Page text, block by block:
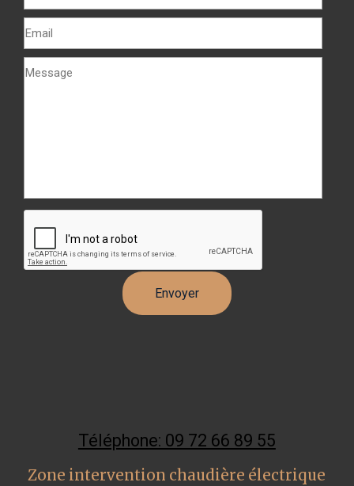
Téléphone: 09 72 66 89 55
Zone intervention chaudière électrique